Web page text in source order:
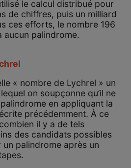
le calcul distribué pour
de chiffres, puis un milliard
ces efforts, le nombre 196
aucun palindrome.
« nombre de Lychrel » un
on soupçonne qu’il ne
en appliquant la
précédemment. À ce
il y a de tels
des candidats possibles
palindrome après un